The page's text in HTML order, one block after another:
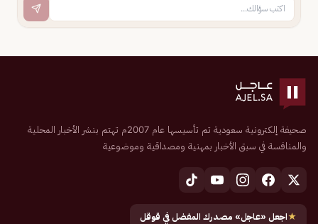
صحيفة إلكترونية سعودية تم تأسيسها عام 2007م تهتم بنشر الأخبار المحلية
والمنافسة في سبق الأخبار بمهنية ومصداقية وموضوعية
★اجعل «عاجل» مصدرك المفضل في قوقل